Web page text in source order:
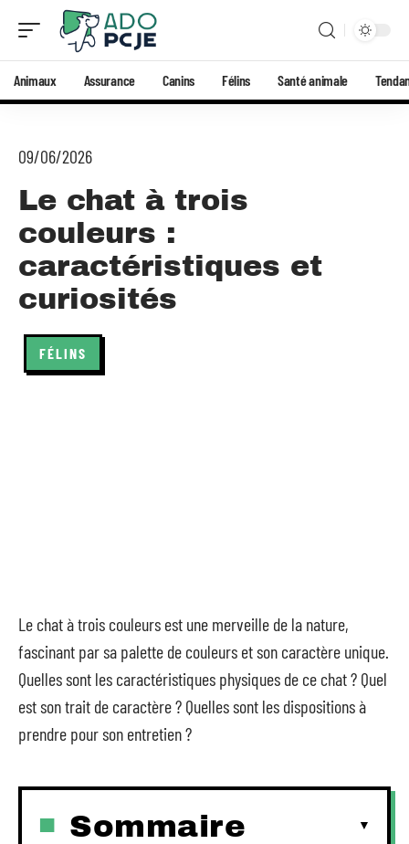
Animaux Assurance Canins Félins Santé animale
09/06/2026
Le chat à trois
couleurs :
caractéristiques et
curiosités
FÉLINS
Le chat à trois couleurs est une merveille de la nature,
fascinant par sa palette de couleurs et son caractère unique.
Quelles sont les caractéristiques physiques de ce chat ? Quel
est son trait de caractère ? Quelles sont les dispositions à
prendre pour son entretien ?
Sommaire